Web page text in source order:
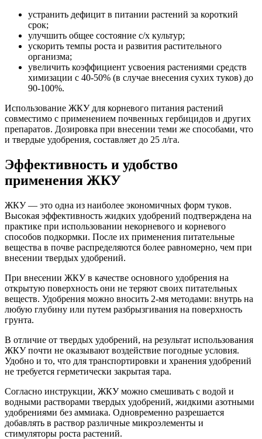
устранить дефицит в питании растений за короткий
срок;
улучшить общее состояние с/х культур;
ускорить темпы роста и развития растительного
организма;
увеличить коэффициент усвоения растениями средств
химизации с 40-50% (в случае внесения сухих туков) до
90-100%.
Использование ЖКУ для корневого питания растений
совместимо с применением почвенных гербицидов и других
препаратов. Дозировка при внесении теми же способами, что
и твердые удобрения, составляет до 25 л/га.
Эффективность и удобство
применения ЖКУ
ЖКУ — это одна из наиболее экономичных форм туков.
Высокая эффективность жидких удобрений подтверждена на
практике при использовании некорневого и корневого
способов подкормки. После их применения питательные
вещества в почве распределяются более равномерно, чем при
внесении твердых удобрений.
При внесении ЖКУ в качестве основного удобрения на
открытую поверхность они не теряют своих питательных
веществ. Удобрения можно вносить 2-мя методами: внутрь на
любую глубину или путем разбрызгивания на поверхность
грунта.
В отличие от твердых удобрений, на результат использования
ЖКУ почти не оказывают воздействие погодные условия.
Удобно и то, что для транспортировки и хранения удобрений
не требуется герметически закрытая тара.
Согласно инструкции, ЖКУ можно смешивать с водой и
водными растворами твердых удобрений, жидкими азотными
удобрениями без аммиака. Одновременно разрешается
добавлять в раствор различные микроэлементы и
стимуляторы роста растений.